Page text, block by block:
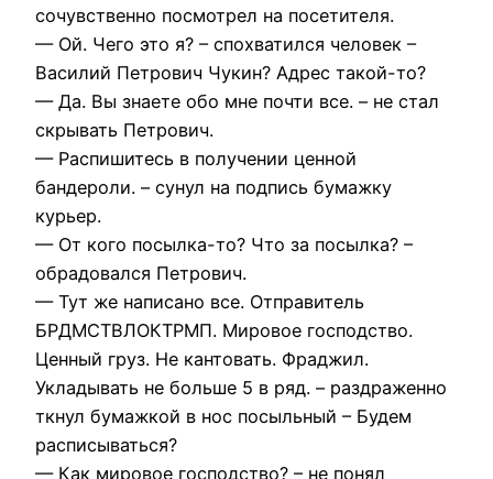
сочувственно посмотрел на посетителя.
— Ой. Чего это я? – спохватился человек –
Василий Петрович Чукин? Адрес такой-то?
— Да. Вы знаете обо мне почти все. – не стал
скрывать Петрович.
— Распишитесь в получении ценной
бандероли. – сунул на подпись бумажку
курьер.
— От кого посылка-то? Что за посылка? –
обрадовался Петрович.
— Тут же написано все. Отправитель
БРДМСТВЛОКТРМП. Мировое господство.
Ценный груз. Не кантовать. Фраджил.
Укладывать не больше 5 в ряд. – раздраженно
ткнул бумажкой в нос посыльный – Будем
расписываться?
— Как мировое господство? – не понял